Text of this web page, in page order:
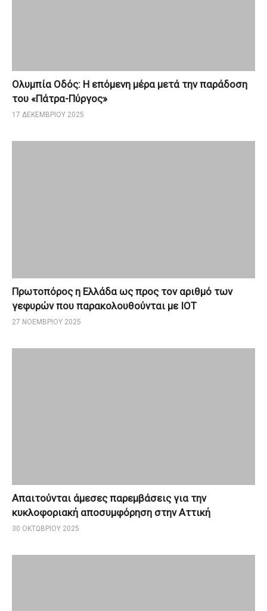
Ολυμπία Οδός: Η επόμενη μέρα μετά την παράδοση
του «Πάτρα-Πύργος»
17 ΔΕΚΕΜΒΡΊΟΥ 2025
Πρωτοπόρος η Ελλάδα ως προς τον αριθμό των
γεφυρών που παρακολουθούνται με ΙΟΤ
27 ΝΟΕΜΒΡΊΟΥ 2025
Απαιτούνται άμεσες παρεμβάσεις για την
κυκλοφοριακή αποσυμφόρηση στην Αττική
30 ΟΚΤΩΒΡΊΟΥ 2025